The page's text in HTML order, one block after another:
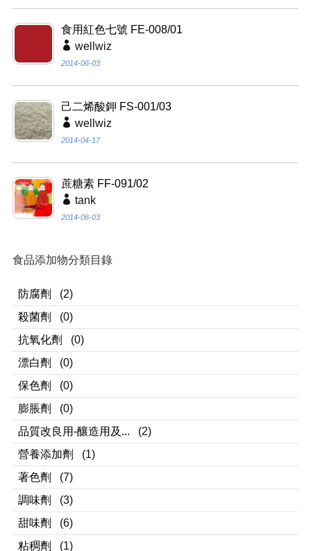
食用紅色七號 FE-008/01
wellwiz
2014-06-03
己二烯酸鉀 FS-001/03
wellwiz
2014-04-17
蔗糖素 FF-091/02
tank
2014-06-03
食品添加物分類目錄
防腐劑
(2)
殺菌劑
(0)
抗氧化劑
(0)
漂白劑
(0)
保色劑
(0)
膨脹劑
(0)
品質改良用-釀造用及...
(2)
營養添加劑
(1)
著色劑
(7)
調味劑
(3)
甜味劑
(6)
粘稠劑
(1)